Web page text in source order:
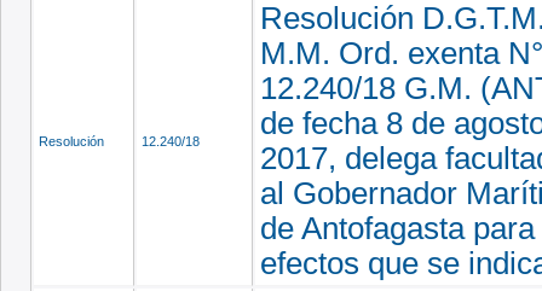
Resolución 12.240/18
Resolución
M.M. Ord. exenta N°
12.240/18 G.M.
de fecha 8 de
2017, delega
al Gobernador
de Antofagasta
efectos que se